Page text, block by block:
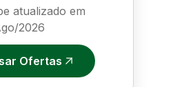
atualizado em
2026
Ofertas